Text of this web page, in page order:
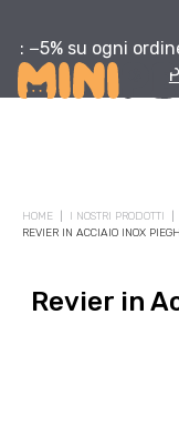
: −5% su ogni
HOME I NOSTRI PRODOTTI
REVIER IN ACCIAIO INOX
Revier in